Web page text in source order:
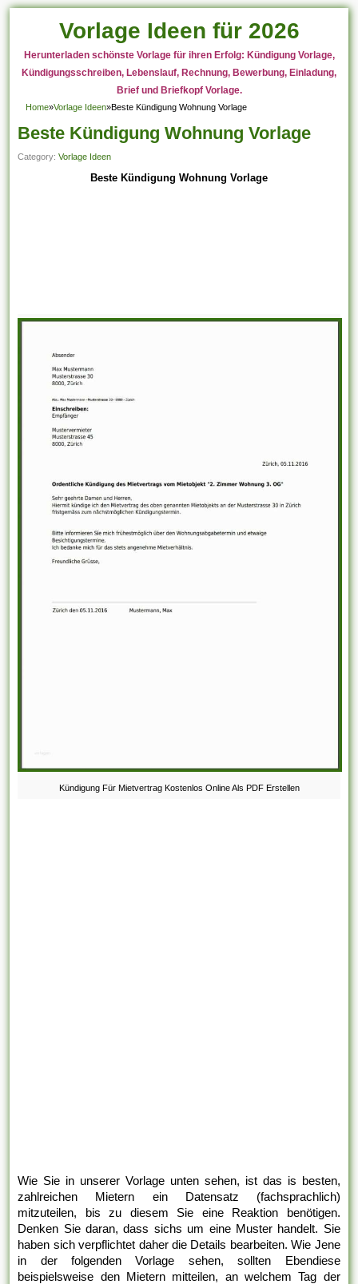
Vorlage Ideen für 2026
Herunterladen schönste Vorlage für ihren Erfolg: Kündigung Vorlage,
Kündigungsschreiben, Lebenslauf, Rechnung, Bewerbung, Einladung,
Brief und Briefkopf Vorlage.
Home»Vorlage Ideen»Beste Kündigung Wohnung Vorlage
Beste Kündigung Wohnung Vorlage
Category:Vorlage Ideen
Beste Kündigung Wohnung Vorlage
Kündigung Für Mietvertrag Kostenlos Online Als PDF Erstellen
Wie Sie in unserer Vorlage unten sehen, ist das is besten,
zahlreichen Mietern ein Datensatz (fachsprachlich)
mitzuteilen, bis zu diesem Sie eine Reaktion benötigen.
Denken Sie daran, dass sichs um eine Muster handelt. Sie
haben sich verpflichtet daher die Details bearbeiten. Wie Jene
in der folgenden Vorlage sehen, sollten Ebendiese
beispielsweise den Mietern mitteilen, an welchem Tag der